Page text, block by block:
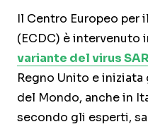
Il Centro Europeo
(ECDC) è intervenuto
variante del virus
Regno Unito e
del Mondo, anche in
secondo gli esperti,